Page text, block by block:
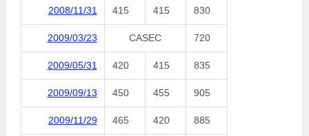
2008/11/31 415 415 830
2009/03/23 CASEC 720
2009/05/31 420 415 835
2009/09/13 450 455 905
2009/11/29 465 420 885